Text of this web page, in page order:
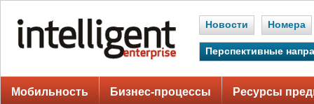
Новости Номера
Перспективные
Мобильность Бизнес-процессы Ресурсы